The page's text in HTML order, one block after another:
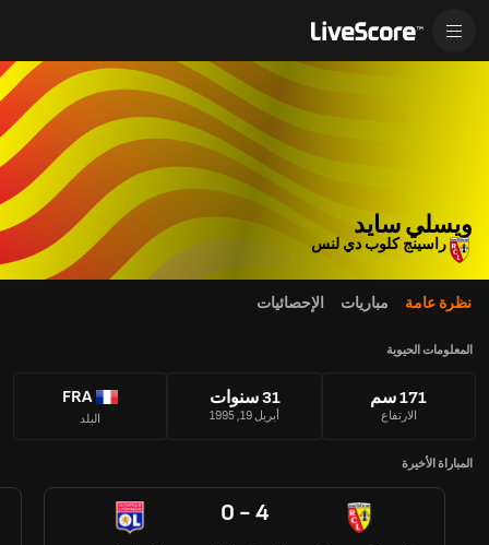
ويسلي سايد
راسينج كلوب دي لنس
نظرة عامة مباريات الإحصائيات
المعلومات الحيوية
171 سم
الارتفاع
31 سنوات
أبريل 19, 1995
FRA
البلد
المباراة الأخيرة
0 - 4